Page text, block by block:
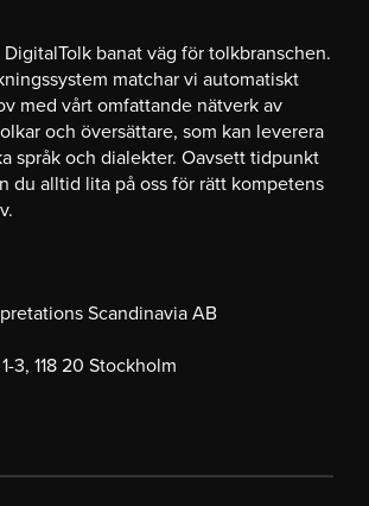
DigitalTolk banat väg för tolkbranschen.
matchar vi automatiskt
med vårt omfattande nätverk av
och översättare, som kan leverera
språk och dialekter. Oavsett tidpunkt
du alltid lita på oss för rätt kompetens
Scandinavia AB
3, 118 20 Stockholm